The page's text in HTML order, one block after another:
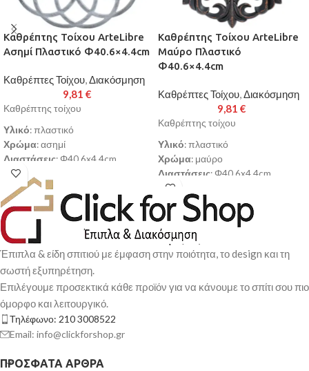
Καθρέπτης Τοίχου ArteLibre
Ασημί Πλαστικό Φ40.6×4.4cm
Καθρέπτες Τοίχου,Διακόσμηση
9,81 €
Καθρέπτης τοίχου
Υλικό: πλαστικό
Χρώμα: ασημί
Διαστάσεις: Φ40.6x4.4cm
Παράδοση σε 3-10 εργάσιμες
ημέρες
Καθρέπτης Τοίχου ArteLibre
Μαύρο Πλαστικό
Φ40.6×4.4cm
Καθρέπτες Τοίχου,Διακόσμηση
9,81 €
Καθρέπτης τοίχου
Υλικό: πλαστικό
Χρώμα: μαύρο
Διαστάσεις: Φ40.6x4.4cm
Παράδοση σε 3-10 εργάσιμες
ημέρες
Έπιπλα & είδη σπιτιού με έμφαση στην ποιότητα, το design και τη
σωστή εξυπηρέτηση.
Επιλέγουμε προσεκτικά κάθε προϊόν για να κάνουμε το σπίτι σου πιο
όμορφο και λειτουργικό.
Τηλέφωνο: 210 3008522
Email: info@clickforshop.gr
ΠΡΌΣΦΑΤΑ ΆΡΘΡΑ